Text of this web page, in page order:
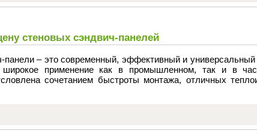
стеновых сэндвич-панелей
панели – это современный, эффективный и универсальный
широкое применение как в промышленном, так и в
сочетанием быстроты монтажа, отличных